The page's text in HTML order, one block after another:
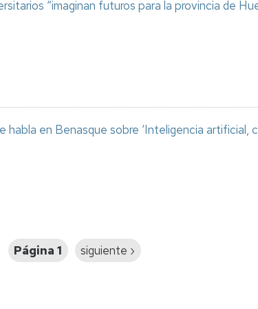
“imaginan futuros para la provincia de
en Benasque sobre ‘Inteligencia artificial,
Página 1
Siguiente
siguiente ›